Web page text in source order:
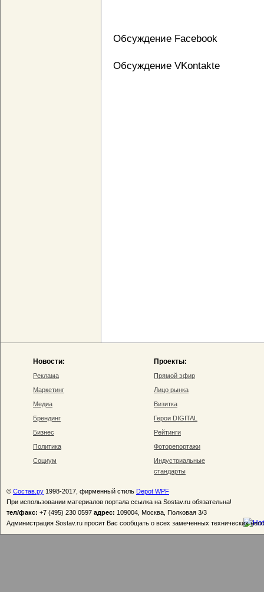
Обсуждение Facebook
Обсуждение VKontakte
Новости:
Реклама
Маркетинг
Медиа
Брендинг
Бизнес
Политика
Социум
Проекты:
Прямой эфир
Лицо рынка
Визитка
Герои DIGITAL
Рейтинги
Фоторепортажи
Индустриальные
стандарты
© Состав.ру 1998-2017, фирменный стиль Depot WPF
При использовании материалов портала ссылка на Sostav.ru обязательна!
тел/факс: +7 (495) 230 0597 адрес: 109004, Москва, Полковая 3/3
Администрация Sostav.ru просит Вас сообщать о всех замеченных технических